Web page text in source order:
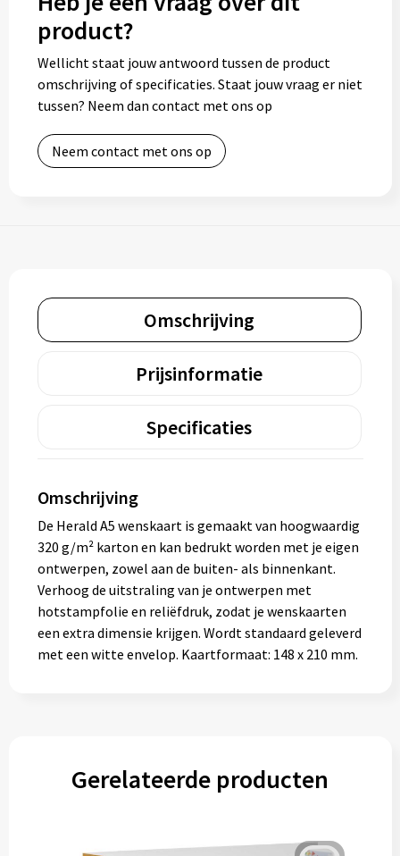
product?
Wellicht staat jouw antwoord tussen de product
omschrijving of specificaties. Staat jouw vraag er niet
tussen? Neem dan contact met ons op
Neem contact met ons op
Omschrijving
Prijsinformatie
Specificaties
Omschrijving
De Herald A5 wenskaart is gemaakt van hoogwaardig
320 g/m² karton en kan bedrukt worden met je eigen
ontwerpen, zowel aan de buiten- als binnenkant.
Verhoog de uitstraling van je ontwerpen met
hotstampfolie en reliëfdruk, zodat je wenskaarten
een extra dimensie krijgen. Wordt standaard geleverd
met een witte envelop. Kaartformaat: 148 x 210 mm.
Gerelateerde producten